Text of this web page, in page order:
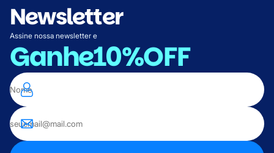
Newsletter
Assine nossa newsletter e
Ganhe10%OFF